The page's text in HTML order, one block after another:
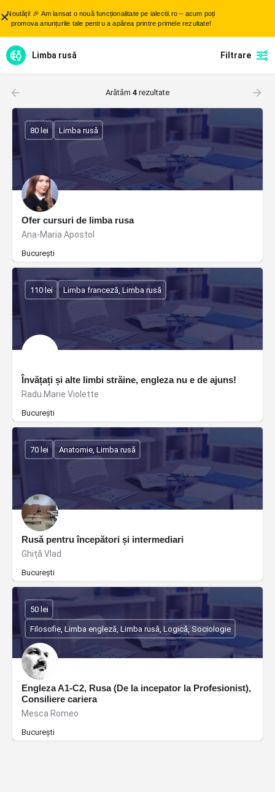
Limba rusă Filtrare
Arătăm 4 rezultate
Ofer cursuri de limba rusa
Ana-Maria Apostol
București
80 lei Limba rusă
Învățați și alte limbi străine, engleza nu e de ajuns!
Radu Marie Violette
București
110 lei Limba franceză, Limba rusă
Rusă pentru începători și intermediari
Ghiță Vlad
București
70 lei Anatomie, Limba rusă
Engleza A1-C2, Rusa (De la incepator la Profesionist),
Consiliere cariera
Mesca Romeo
București
50 lei
Filosofie, Limba engleză, Limba rusă, Logică, Sociologie
Noutăți! 🎉 Am lansat o nouă funcționalitate pe ialectii.ro – acum poți
promova anunțurile tale pentru a apărea printre primele rezultate!